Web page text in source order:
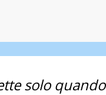
solo quando